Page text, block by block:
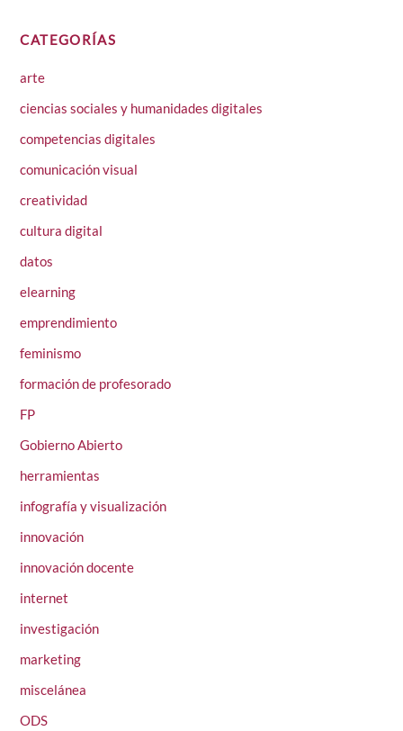
CATEGORÍAS
arte
ciencias sociales y humanidades digitales
competencias digitales
comunicación visual
creatividad
cultura digital
datos
elearning
emprendimiento
feminismo
formación de profesorado
FP
Gobierno Abierto
herramientas
infografía y visualización
innovación
innovación docente
internet
investigación
marketing
miscelánea
ODS